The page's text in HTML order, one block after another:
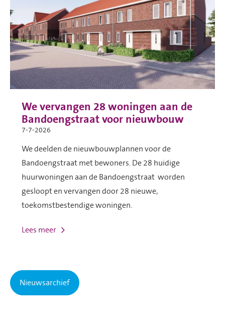
We vervangen 28 woningen aan de
Bandoengstraat voor nieuwbouw
7-7-2026
We deelden de nieuwbouwplannen voor de
Bandoengstraat met bewoners. De 28 huidige
huurwoningen aan de Bandoengstraat worden
gesloopt en vervangen door 28 nieuwe,
toekomstbestendige woningen.
Lees meer
Nieuwsarchief